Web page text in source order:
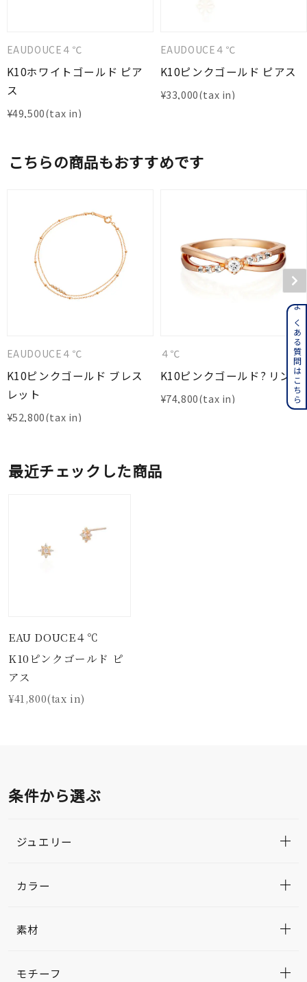
EAUDOUCE４℃
K10ホワイトゴールド ピア
ス
¥49,500
EAUDOUCE４℃
K10ピンクゴールド ピアス
¥33,000
こちらの商品もおすすめです
EAUDOUCE４℃
K10ピンクゴールド ブレス
レット
¥52,800
４℃
K10ピンクゴールド? リング
¥74,800
最近チェックした商品
EAU DOUCE４℃
K10ピンクゴールド ピ
アス
¥41,800(tax in)
条件から選ぶ
ジュエリー
カラー
素材
モチーフ
よくある質問はこちら